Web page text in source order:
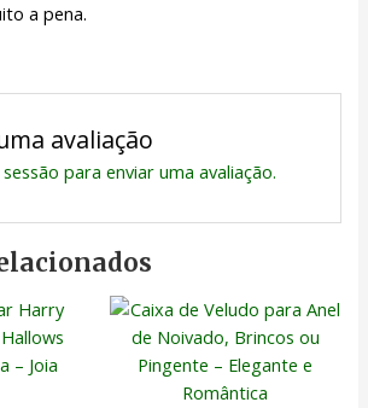
a pena.
avaliação
para enviar uma avaliação.